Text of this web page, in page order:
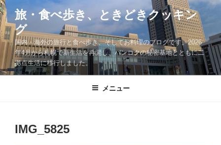
コ
ン
テ
ン
ツ
へ
ス
旅・食べ歩き、ときどきクッキン
グ
国内・海外の旅行と食べ歩き、そしてお料理のブログです。2026
年4月から札幌で新生活を再開し、バンコクの秘密基地とともに二
拠点生活に移行しました。
メニュー
IMG_5825